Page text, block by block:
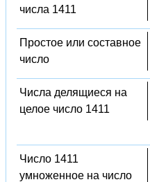
числа 1411
Простое или составное
число
Числа делящиеся на
целое число 1411
Число 1411
умноженное на число